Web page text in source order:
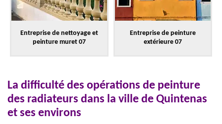
Entreprise de nettoyage et
peinture muret 07
Entreprise de peinture
extérieure 07
La difficulté des opérations de peinture
des radiateurs dans la ville de Quintenas
et ses environs